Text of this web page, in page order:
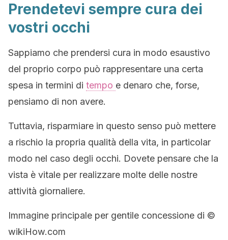
Prendetevi sempre cura dei
vostri occhi
Sappiamo che prendersi cura in modo esaustivo
del proprio corpo può rappresentare una certa
spesa in termini di tempo e denaro che, forse,
pensiamo di non avere.
Tuttavia, risparmiare in questo senso può mettere
a rischio la propria qualità della vita, in particolar
modo nel caso degli occhi. Dovete pensare che la
vista è vitale per realizzare molte delle nostre
attività giornaliere.
Immagine principale per gentile concessione di ©
wikiHow.com